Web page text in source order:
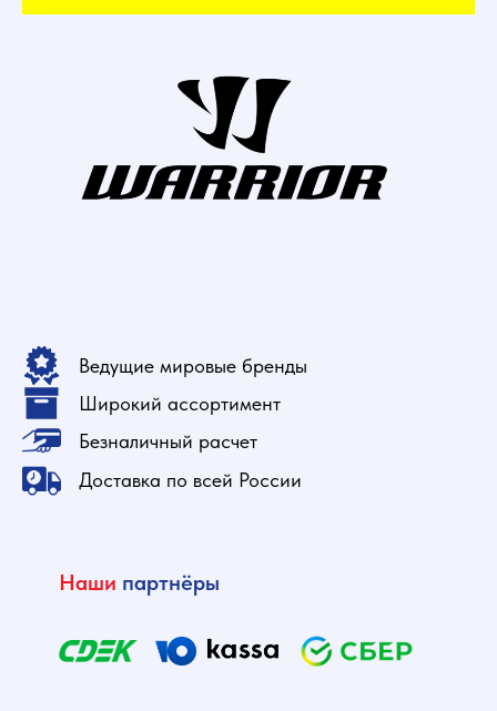
Ведущие мировые бренды
Широкий ассортимент
Безналичный расчет
Доставка по всей России
Наши партнёры